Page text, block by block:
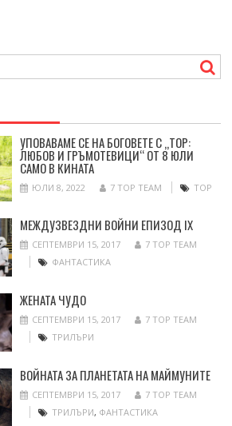
УПОВАВАМЕ СЕ НА БОГОВЕТЕ С „ТОР:
ЛЮБОВ И ГРЪМОТЕВИЦИ“ ОТ 8 ЮЛИ
САМО В КИНАТА
ЮЛИ 8, 2022 7 TOP TEAM ТОР
МЕЖДУЗВЕЗДНИ ВОЙНИ ЕПИЗОД IX
СЕПТЕМВРИ 15, 2017
7 TOP TEAM
ФАНТАСТИКА
ЖЕНАТА ЧУДО
СЕПТЕМВРИ 15, 2017
7 TOP TEAM
ТРИЛЪРИ
ВОЙНАТА ЗА ПЛАНЕТАТА НА МАЙМУНИТЕ
СЕПТЕМВРИ 15, 2017
7 TOP TEAM
ТРИЛЪРИ, ФАНТАСТИКА